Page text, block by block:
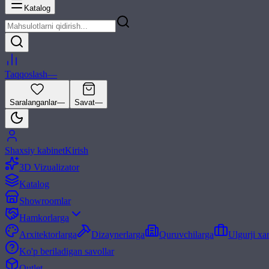
Katalog
Taqqoslash—
Saralanganlar— Savat—
Shaxsiy kabinetKirish
3D Vizualizator
Katalog
Showroomlar
Hamkorlarga
Arxitektorlarga
Dizaynerlarga Quruvchilarga
Ulgurji
Ko'p beriladigan savollar